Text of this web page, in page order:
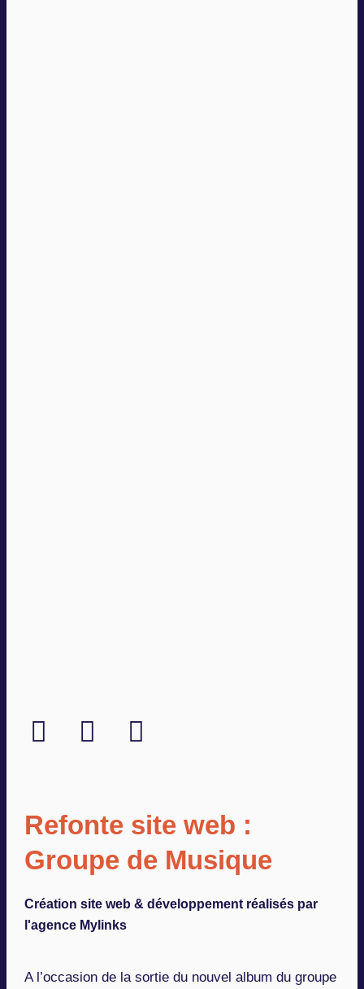
Refonte site web :
Groupe de Musique
Création site web & développement réalisés par
l'agence Mylinks
A l’occasion de la sortie du nouvel album du groupe